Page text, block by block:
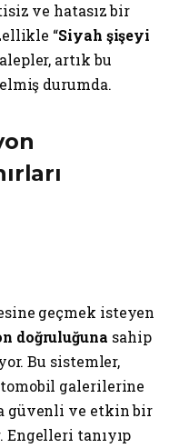
ve hatasız bir
“Siyah şişeyi
artık bu
durumda.
geçmek isteyen
doğruluğuna sahip
Bu sistemler,
galerilerine
güvenli ve etkin bir
tanıyıp